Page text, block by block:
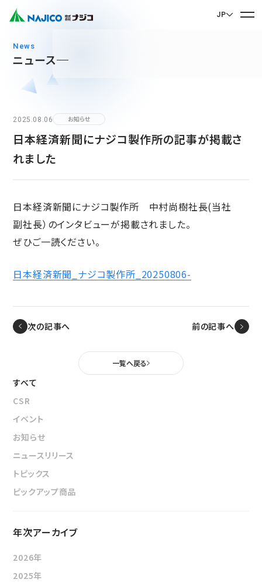
JP
ホーム
会社案内 TOP
社長メッセージ
会社概要
沿革
拠点・グループ会社
事業紹介 TOP
台車関連部品
ディーゼル車両用部品
車体・艤装部品
インダストリアルマシナリ事業
ユニバーサルジョイント
事例/製品紹介
アフターサービスへの取り組み
新たな取り組み
熱交換器
事例/製品紹介
新たな取り組み
CSクーラコンパクト(CSC)
サステナビリティ TOP
CSR
お問い合わせ
鉄道車両部品関連に関して
ユニバーサルジョイント／セーフティーフィット®／熱交換
器に関して
(インダストリアルマシナリ事業)
新卒採用に関して
キャリア採用に関して
ニュース
ニュース
news
2025.08.06 お知らせ
日本経済新聞にナジコ製作所の記事が掲載さ
れました
日本経済新聞にナジコ製作所 中村尚樹社長(当社
副社長）のインタビューが掲載されました。
ぜひご一読ください。
日本経済新聞_ナジコ製作所_20250806-
次の記事へ 前の記事へ
一覧へ戻る
すべて
CSR
イベント
お知らせ
ニュースリリース
トピックス
ピックアップ商品
年次アーカイブ
2026年
2025年